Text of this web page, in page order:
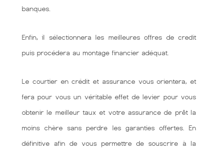
banques.
Enfin, il sélectionnera les meilleures offres de credit
puis procédera au montage financier adéquat.
Le courtier en crédit et assurance vous orientera, et
fera pour vous un véritable effet de levier pour vous
obtenir le meilleur taux et votre assurance de prêt la
moins chère sans perdre les garanties offertes. En
définitive afin de vous permettre de souscrire à la